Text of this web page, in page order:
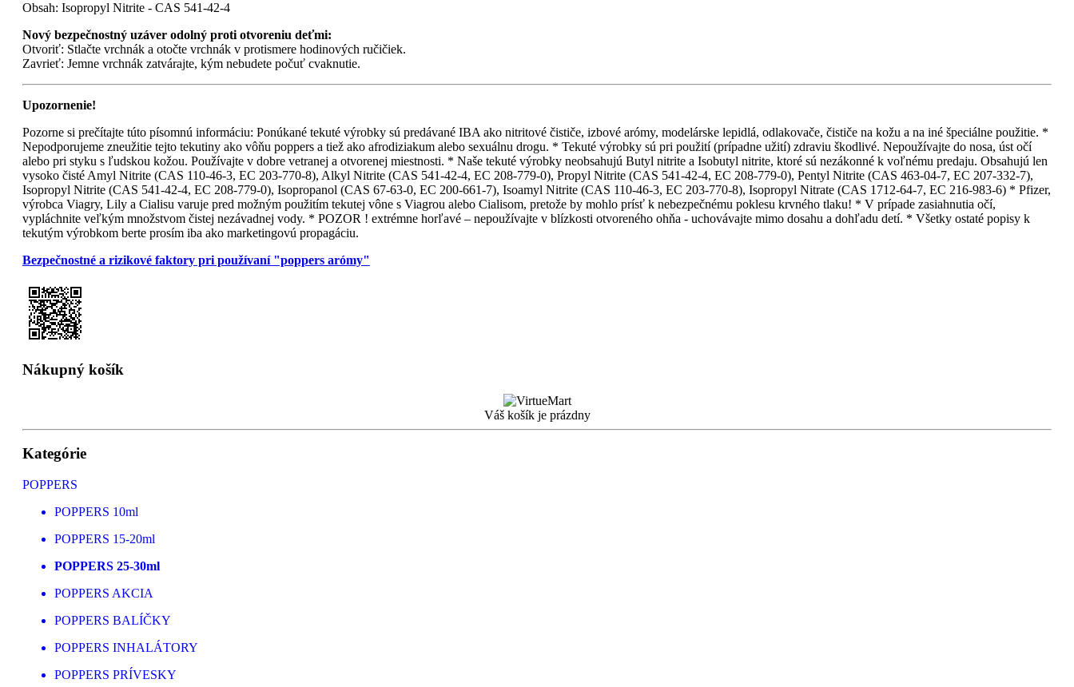
Obsah: Isopropyl Nitrite - CAS 541-42-4
Nový bezpečnostný uzáver odolný proti otvoreniu deťmi:
Otvoriť: Stlačte vrchnák a otočte vrchnák v protismere hodinových ručičiek.
Zavrieť: Jemne vrchnák zatvárajte, kým nebudete počuť cvaknutie.
Upozornenie!
Pozorne si prečítajte túto písomnú informáciu: Ponúkané tekuté výrobky sú predávané IBA ako nitritové čističe, izbové arómy, modelárske lepidlá, odlakovače, čističe na kožu a na iné špeciálne použitie. *
Nepodporujeme zneužitie tejto tekutiny ako vôňu poppers a tiež ako afrodiziakum alebo sexuálnu drogu. * Tekuté výrobky sú pri použití (prípadne užití) zdraviu škodlivé. Nepoužívajte do nosa, úst očí
alebo pri styku s ľudskou kožou. Používajte v dobre vetranej a otvorenej miestnosti. * Naše tekuté výrobky neobsahujú Butyl nitrite a Isobutyl nitrite, ktoré sú nezákonné k voľnému predaju. Obsahujú len
vysoko čisté Amyl Nitrite (CAS 110-46-3, EC 203-770-8), Alkyl Nitrite (CAS 541-42-4, EC 208-779-0), Propyl Nitrite (CAS 541-42-4, EC 208-779-0), Pentyl Nitrite (CAS 463-04-7, EC 207-332-7),
Isopropyl Nitrite (CAS 541-42-4, EC 208-779-0), Isopropanol (CAS 67-63-0, EC 200-661-7), Isoamyl Nitrite (CAS 110-46-3, EC 203-770-8), Isopropyl Nitrate (CAS 1712-64-7, EC 216-983-6) * Pfizer,
výrobca Viagry, Lily a Cialisu varuje pred možným použitím tekutej vône s Viagrou alebo Cialisom, pretože by mohlo prísť k nebezpečnému poklesu krvného tlaku! * V prípade zasiahnutia očí,
vypláchnite veľkým množstvom čistej nezávadnej vody. * POZOR ! extrémne horľavé – nepoužívajte v blízkosti otvoreného ohňa - uchovávajte mimo dosahu a dohľadu detí. * Všetky ostaté popisy k
tekutým výrobkom berte prosím iba ako marketingovú propagáciu.
Bezpečnostné a rizikové faktory pri používaní "poppers arómy"
Nákupný košík
Váš košík je prázdny
Kategórie
POPPERS
POPPERS 10ml
POPPERS 15-20ml
POPPERS 25-30ml
POPPERS AKCIA
POPPERS BALÍČKY
POPPERS INHALÁTORY
POPPERS PRÍVESKY